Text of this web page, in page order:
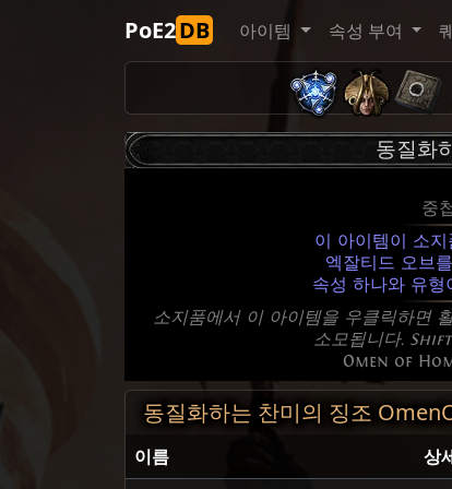
PoE2DB 아이템 속성 부여
동질화
중
이 아이템이 소
엑잘티드 오브
속성 하나와 유형
소지품에서 이 아이템을 우클릭하면
소모됩니다.
Omen of
동질화하는 찬미의 징조
이름 상